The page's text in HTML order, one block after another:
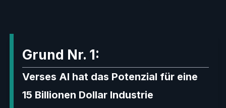
Grund Nr. 1:
Verses AI hat das Potenzial für eine
15 Billionen Dollar Industrie